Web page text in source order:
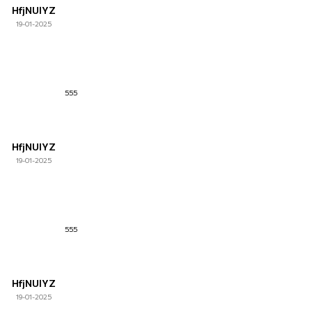
HfjNUlYZ
19-01-2025
HfjNUlYZ
19-01-2025
555
HfjNUlYZ
19-01-2025
555